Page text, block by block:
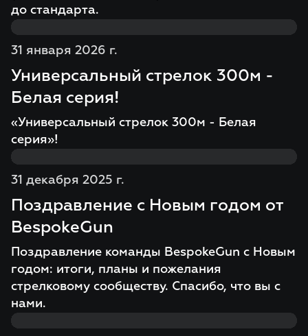
до стандарта.
31 января 2026 г.
Универсальный стрелок 300м -
Белая серия!
«Универсальный стрелок 300м - Белая
серия»!
31 декабря 2025 г.
Поздравление с Новым годом от
BespokeGun
Поздравление команды BespokeGun с Новым
годом: итоги, планы и пожелания
стрелковому сообществу. Спасибо, что вы с
нами.